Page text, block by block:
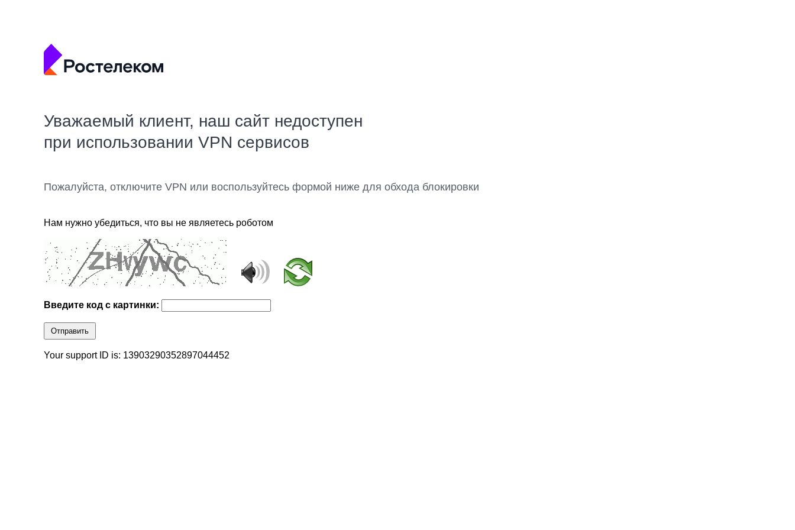
Уважаемый клиент, наш сайт недоступен
при использовании VPN сервисов
Пожалуйста, отключите VPN или воспользуйтесь формой ниже для обхода блокировки
Нам нужно убедиться, что вы не являетесь роботом
Введите код с картинки:
Отправить
Your support ID is: 13903290352897044452